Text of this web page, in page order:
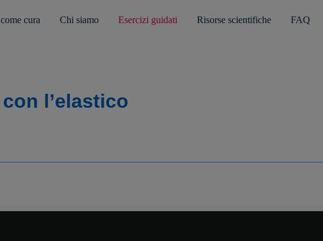
cura Chi siamo Esercizi guidati Risorse scientifiche FAQ
l’elastico